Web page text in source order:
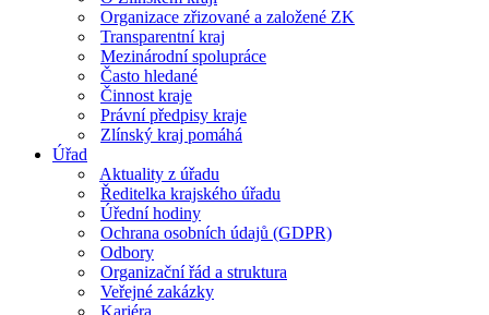
Organizace zřizované a založené ZK
Transparentní kraj
Mezinárodní spolupráce
Často hledané
Činnost kraje
Právní předpisy kraje
Zlínský kraj pomáhá
Úřad
Aktuality z úřadu
Ředitelka krajského úřadu
Úřední hodiny
Ochrana osobních údajů (GDPR)
Odbory
Organizační řád a struktura
Veřejné zakázky
Kariéra